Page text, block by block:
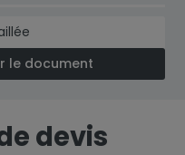
le document
devis